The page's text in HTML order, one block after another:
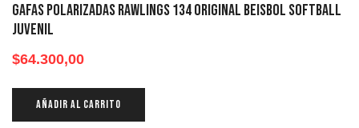
Gafas Polarizadas Rawlings 134 Original Beisbol Softball
Juvenil
$64.300,00
AÑADIR AL CARRITO